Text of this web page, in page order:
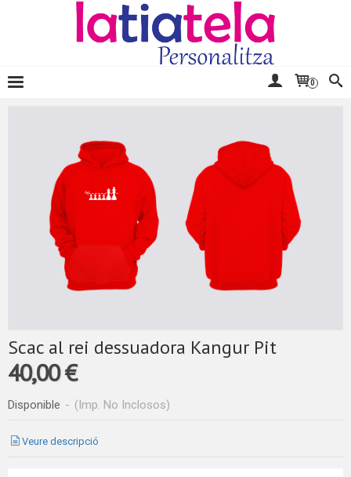
0
Scac al rei dessuadora Kangur Pit
40,00 €
Disponible - (Imp. No Inclosos)
Veure descripció